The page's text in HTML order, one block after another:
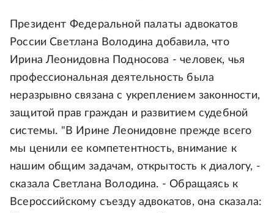
Президент Федеральной палаты адвокатов
России Светлана Володина добавила, что
Ирина Леонидовна Подносова - человек, чья
профессиональная деятельность была
неразрывно связана с укреплением законности,
защитой прав граждан и развитием судебной
системы. "В Ирине Леонидовне прежде всего
мы ценили ее компетентность, внимание к
нашим общим задачам, открытость к диалогу, -
сказала Светлана Володина. - Обращаясь к
Всероссийскому съезду адвокатов, она сказала: